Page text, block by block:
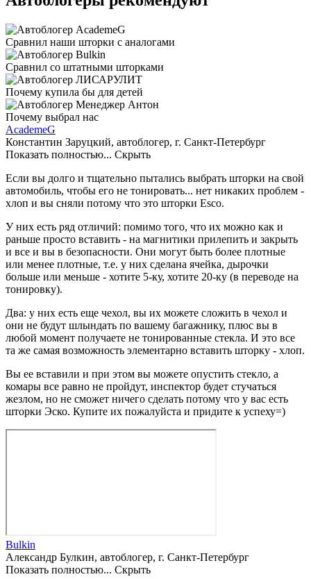
Сравнил наши шторки с аналогами
Сравнил со штатными шторками
Почему купила бы для детей
Почему выбрал нас
AcademeG
Константин Заруцкий, автоблогер, г. Санкт-Петербург
Показать полностью... Скрыть
Если вы долго и тщательно пытались выбрать шторки на свой
автомобиль, чтобы его не тонировать... нет никаких проблем -
хлоп и вы сняли потому что это шторки Esco.
У них есть ряд отличий: помимо того, что их можно как и
раньше просто вставить - на магнитики прилепить и закрыть
и все и вы в безопасности. Они могут быть более плотные
или менее плотные, т.е. у них сделана ячейка, дырочки
больше или меньше - хотите 5-ку, хотите 20-ку (в переводе на
тонировку).
Два: у них есть еще чехол, вы их можете сложить в чехол и
они не будут шлындать по вашему багажнику, плюс вы в
любой момент получаете не тонированные стекла. И это все
та же самая возможность элементарно вставить шторку - хлоп.
Вы ее вставили и при этом вы можете опустить стекло, а
комары все равно не пройдут, инспектор будет стучаться
жезлом, но не сможет ничего сделать потому что у вас есть
шторки Эско. Купите их пожалуйста и придите к успеху=)
Bulkin
Александр Булкин, автоблогер, г. Санкт-Петербург
Показать полностью... Скрыть